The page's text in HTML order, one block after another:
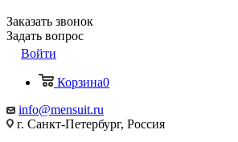
Заказать звонок
Задать вопрос
Войти
Корзина0
info@mensuit.ru
г. Санкт-Петербург, Россия